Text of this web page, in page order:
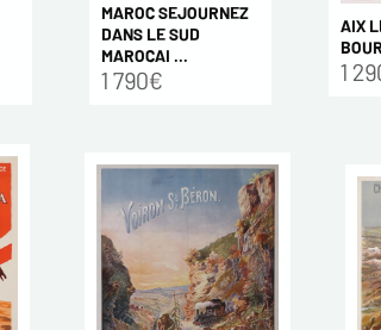
MAROC SEJOURNEZ
DANS LE SUD
MAROCAI ...
1 790€
AIX
1